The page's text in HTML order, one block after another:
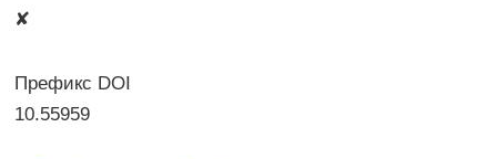
✘
Префикс DOI
10.55959